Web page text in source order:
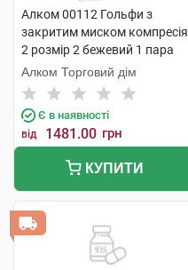
Алком 00112 Гольфи з
закритим миском компресія
2 розмір 2 бежевий 1 пара
Алком Торговий дім
Є в наявності
від 1481.00 грн
КУПИТИ